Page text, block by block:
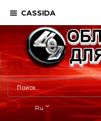
Ru
CASSIDA